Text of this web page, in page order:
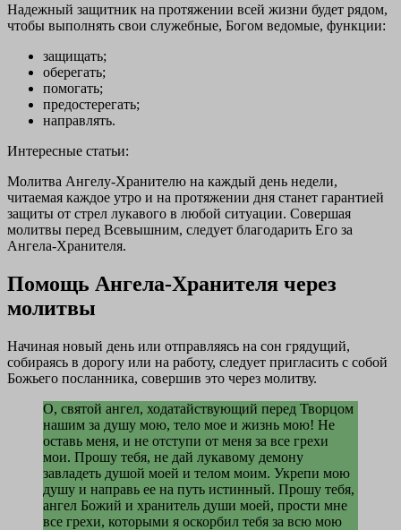
Надежный защитник на протяжении всей жизни будет рядом,
чтобы выполнять свои служебные, Богом ведомые, функции:
защищать;
оберегать;
помогать;
предостерегать;
направлять.
Интересные статьи:
Молитва Ангелу-Хранителю на каждый день недели,
читаемая каждое утро и на протяжении дня станет гарантией
защиты от стрел лукавого в любой ситуации. Совершая
молитвы перед Всевышним, следует благодарить Его за
Ангела-Хранителя.
Помощь Ангела-Хранителя через
молитвы
Начиная новый день или отправляясь на сон грядущий,
собираясь в дорогу или на работу, следует пригласить с собой
Божьего посланника, совершив это через молитву.
О, святой ангел, ходатайствующий перед Творцом
нашим за душу мою, тело мое и жизнь мою! Не
оставь меня, и не отступи от меня за все грехи
мои. Прошу тебя, не дай лукавому демону
завладеть душой моей и телом моим. Укрепи мою
душу и направь ее на путь истинный. Прошу тебя,
ангел Божий и хранитель души моей, прости мне
все грехи, которыми я оскорбил тебя за всю мою